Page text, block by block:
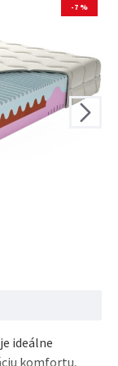
-7 %
ideálne
komfortu,